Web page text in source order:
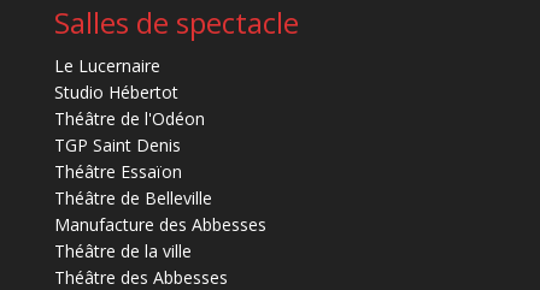
Salles de spectacle
Le Lucernaire
Studio Hébertot
Théâtre de l'Odéon
TGP Saint Denis
Théâtre Essaïon
Théâtre de Belleville
Manufacture des Abbesses
Théâtre de la ville
Théâtre des Abbesses